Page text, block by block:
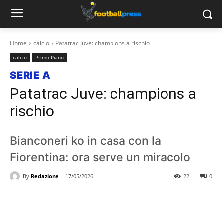
Home calcio Patatrac Juve: champions a rischio
calcio Primo Piano
SERIE A
Patatrac Juve: champions a
rischio
Bianconeri ko in casa con la
Fiorentina: ora serve un miracolo
By Redazione 17/05/2026 0
22